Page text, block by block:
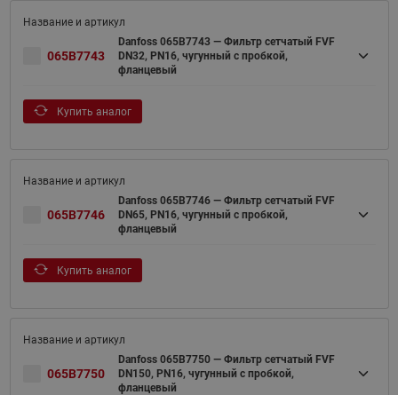
065B7743
Danfoss 065B7743 — Фильтр сетчатый FVF
DN32, PN16, чугунный с пробкой,
фланцевый
Купить аналог
065B7746
Danfoss 065B7746 — Фильтр сетчатый FVF
DN65, PN16, чугунный с пробкой,
фланцевый
Купить аналог
065B7750
Danfoss 065B7750 — Фильтр сетчатый FVF
DN150, PN16, чугунный с пробкой,
фланцевый